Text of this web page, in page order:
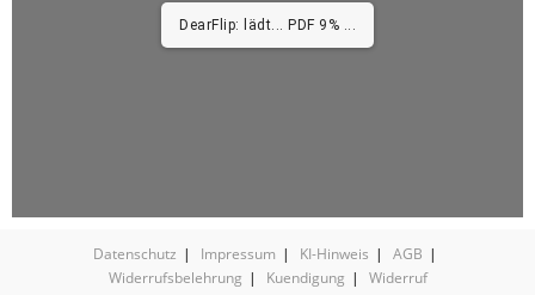
DearFlip: lädt... PDF 9% ...
Datenschutz Impressum KI-Hinweis
AGB
Widerrufsbelehrung
Kuendigung Widerruf